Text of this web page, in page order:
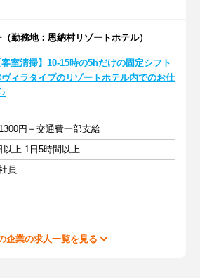
勤務地：恩納村リゾートホテル）
客室清掃】10-15時の5hだけの固定シフト
ィラタイプのリゾートホテル内でのお仕
円＋交通費一部支給
以上 1日5時間以上
員
企業の求人一覧を見る